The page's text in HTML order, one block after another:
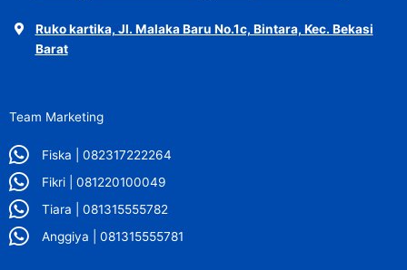
Ruko kartika, Jl. Malaka Baru No.1c, Bintara, Kec. Bekasi
Barat
Team Marketing
Fiska | 082317222264
Fikri | 081220100049
Tiara | 081315555782
Anggiya | 081315555781